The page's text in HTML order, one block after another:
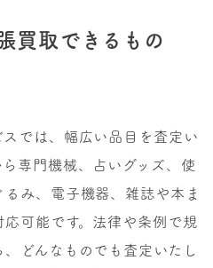
買取できるもの
スでは、幅広い品目を査定い
専門機械、占いグッズ、使
み、電子機器、雑誌や本ま
可能です。法律や条例で規
どんなものでも査定いたし